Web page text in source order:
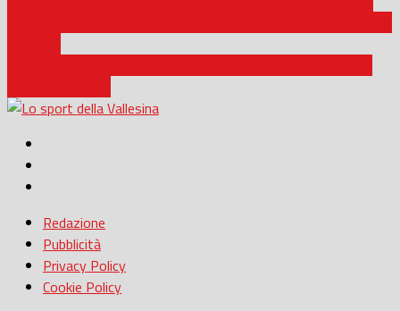
Redazione
Pubblicità
Privacy Policy
Cookie Policy